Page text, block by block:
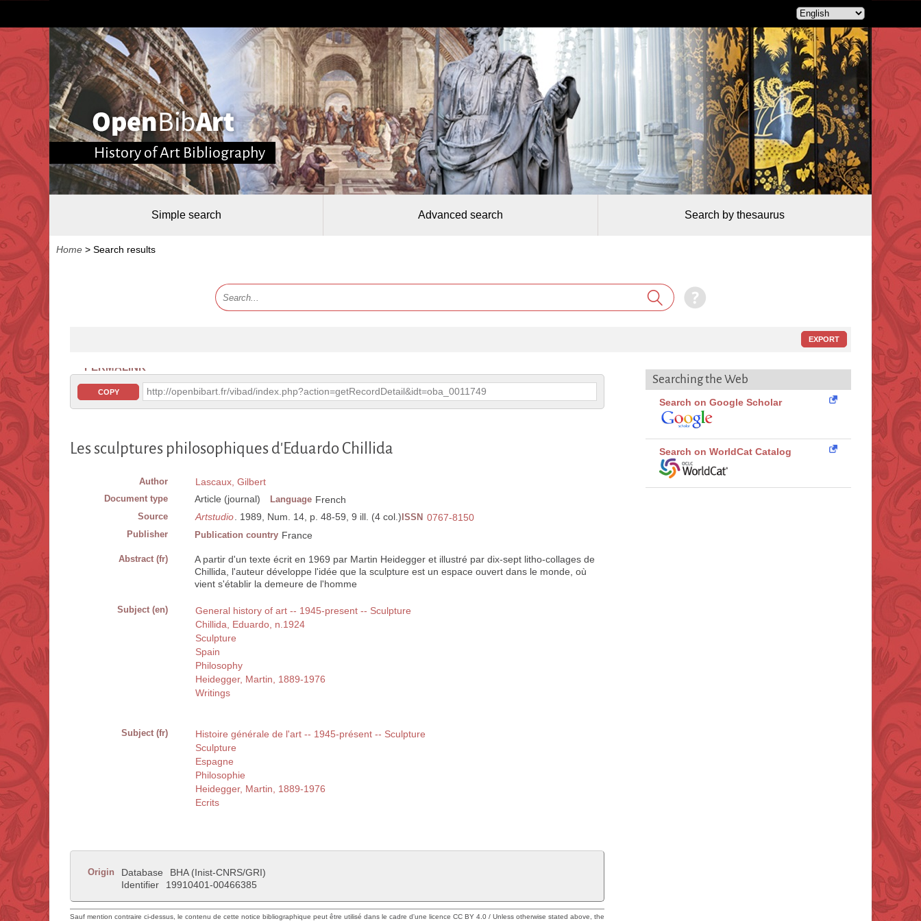
History of Art Bibliography
Simple search Advanced search Search by thesaurus
Home > Search results
EXPORT
PERMALINK
COPY http://openbibart.fr/vibad/index.php?action=getRecordDetail&idt=oba_0011749
Les sculptures philosophiques d'Eduardo Chillida
Author Lascaux, Gilbert
Document type Article (journal) Language French
Source Artstudio . 1989, Num. 14, p. 48-59, 9 ill. (4 col.) ISSN 0767-8150
Publisher Publication country France
Abstract (fr)
A partir d'un texte écrit en 1969 par Martin Heidegger et illustré par dix-sept litho-collages de
Chillida, l'auteur développe l'idée que la sculpture est un espace ouvert dans le monde, où
vient s'établir la demeure de l'homme
Subject (en)
General history of art -- 1945-present -- Sculpture
Chillida, Eduardo, n.1924
Sculpture
Spain
Philosophy
Heidegger, Martin, 1889-1976
Writings
Subject (fr)
Histoire générale de l'art -- 1945-présent -- Sculpture
Sculpture
Espagne
Philosophie
Heidegger, Martin, 1889-1976
Ecrits
Origin Database
BHA (Inist-CNRS/GRI)
Identifier
19910401-00466385
Sauf mention contraire ci-dessus, le contenu de cette notice bibliographique peut être utilisé dans le cadre d'une licence CC BY 4.0 / Unless otherwise stated above, the
Searching the Web
Search on Google Scholar
Search on WorldCat Catalog